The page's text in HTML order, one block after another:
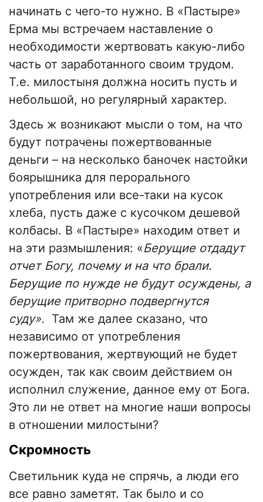
начинать с чего-то нужно. В «Пастыре»
Ерма мы встречаем наставление о
необходимости жертвовать какую-либо
часть от заработанного своим трудом.
Т.е. милостыня должна носить пусть и
небольшой, но регулярный характер.
Здесь ж возникают мысли о том, на что
будут потрачены пожертвованные
деньги – на несколько баночек настойки
боярышника для перорального
употребления или все-таки на кусок
хлеба, пусть даже с кусочком дешевой
колбасы. В «Пастыре» находим ответ и
на эти размышления: «Берущие отдадут
отчет Богу, почему и на что брали.
Берущие по нужде не будут осуждены, а
берущие притворно подвергнутся
суду». Там же далее сказано, что
независимо от употребления
пожертвования, жертвующий не будет
осужден, так как своим действием он
исполнил служение, данное ему от Бога.
Это ли не ответ на многие наши вопросы
в отношении милостыни?
Скромность
Светильник куда не спрячь, а люди его
все равно заметят. Так было и со